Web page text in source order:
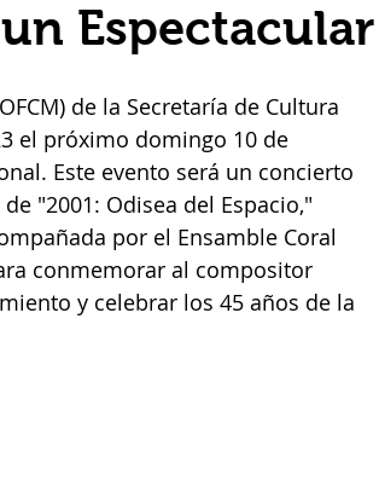
Espectacular
de la Secretaría de Cultura
el próximo domingo 10 de
Este evento será un concierto
"2001: Odisea del Espacio,"
por el Ensamble Coral
conmemorar al compositor
y celebrar los 45 años de la